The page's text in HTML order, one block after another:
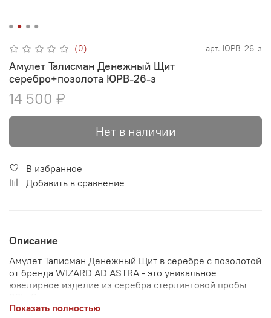
(0) арт. ЮРВ-26-з
Амулет Талисман Денежный Щит
серебро+позолота ЮРВ-26-з
14 500 ₽
Нет в наличии
В избранное
Добавить в сравнение
Описание
Амулет Талисман Денежный Щит в серебре с позолотой
от бренда WIZARD AD ASTRA - это уникальное
ювелирное изделие из серебра стерлинговой пробы
материальные условия и обнаружить интересные и
Показать полностью